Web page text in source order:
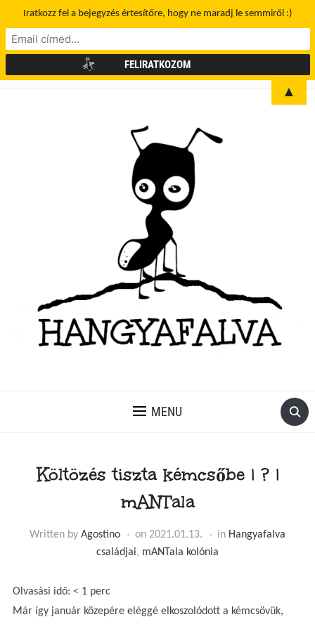
MENU
Költözés tiszta kémcsőbe | ? |
mANTala
Written by Agostino on 2021.01.13. in Hangyafalva
családjai, mANTala kolónia
Olvasási idő: < 1 perc
Már így január közepére eléggé elkoszolódott a kémcsövük,
Iratkozz fel a bejegyzés értesítőre, hogy ne maradj le semmiről :)
▲